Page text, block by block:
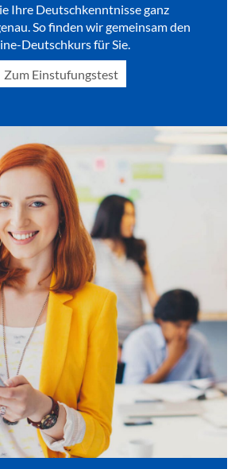
Ihre Deutschkenntnisse ganz
So finden wir gemeinsam den
Deutschkurs für Sie.
Zum Einstufungstest